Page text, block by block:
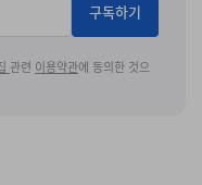
구독하기
관련 이용약관에 동의한 것으